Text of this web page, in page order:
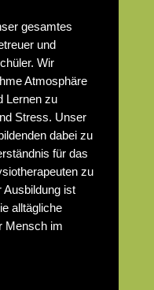
gesamtes
und
Wir
Atmosphäre
Lernen zu
Stress. Unser
dabei zu
für das
zu
ist
alltägliche
Mensch im